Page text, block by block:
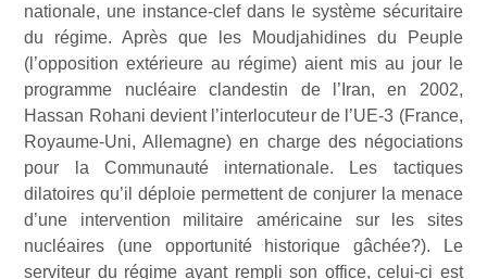
nationale, une instance-clef dans le système sécuritaire
du régime. Après que les Moudjahidines du Peuple
(l’opposition extérieure au régime) aient mis au jour le
programme nucléaire clandestin de l’Iran, en 2002,
Hassan Rohani devient l’interlocuteur de l’UE-3 (France,
Royaume-Uni, Allemagne) en charge des négociations
pour la Communauté internationale. Les tactiques
dilatoires qu’il déploie permettent de conjurer la menace
d’une intervention militaire américaine sur les sites
nucléaires (une opportunité historique gâchée?). Le
serviteur du régime ayant rempli son office, celui-ci est